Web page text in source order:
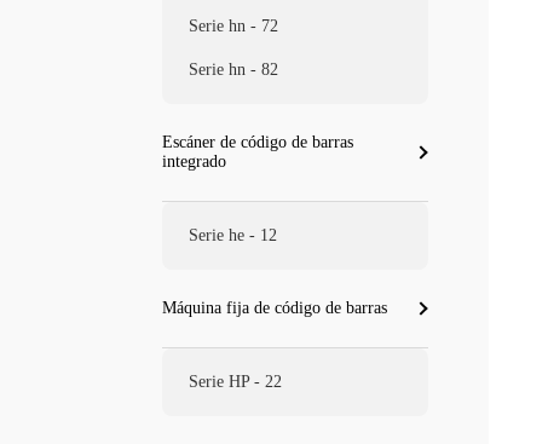
Serie hn - 72
Serie hn - 82
Escáner de código de barras
integrado
Serie he - 12
Máquina fija de código de barras
Serie HP - 22